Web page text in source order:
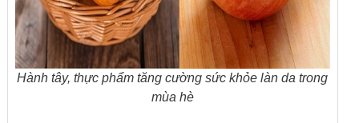
Hành tây, thực phẩm tăng cường sức khỏe làn da trong
mùa hè